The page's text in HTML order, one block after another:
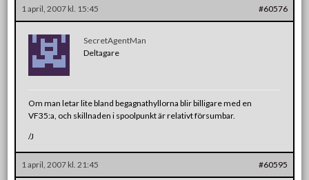
1 april, 2007 kl. 15:45 #60576
SecretAgentMan
Deltagare
Om man letar lite bland begagnathyllorna blir billigare med en
VF35:a, och skillnaden i spoolpunkt är relativt försumbar.
/J
1 april, 2007 kl. 21:45 #60595